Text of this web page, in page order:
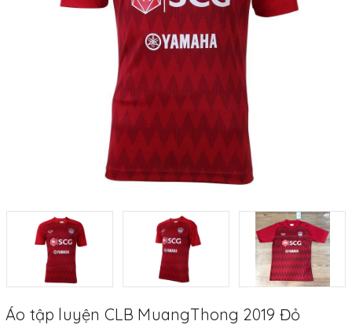
Áo tập luyện CLB MuangThong 2019 Đỏ